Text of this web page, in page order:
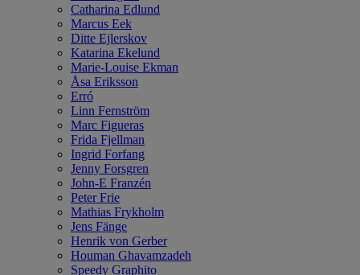
Catharina Edlund
Marcus Eek
Ditte Ejlerskov
Katarina Ekelund
Marie-Louise Ekman
Åsa Eriksson
Erró
Linn Fernström
Marc Figueras
Frida Fjellman
Ingrid Forfang
Jenny Forsgren
John-E Franzén
Peter Frie
Mathias Frykholm
Jens Fänge
Henrik von Gerber
Houman Ghavamzadeh
Speedy Graphito